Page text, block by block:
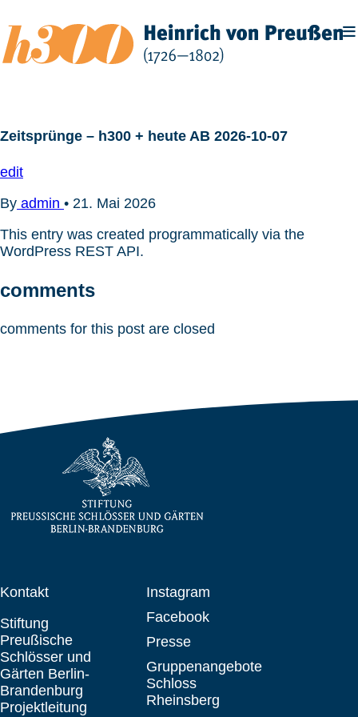
Inhalt
springen
Zeitsprünge – h300 + heute AB 2026-10-07
edit
By admin • 21. Mai 2026
This entry was created programmatically via the
WordPress REST API.
comments
comments for this post are closed
Kontakt
Stiftung
Preußische
Schlösser und
Gärten Berlin-
Brandenburg
Projektleitung
Instagram
Facebook
Presse
Gruppenangebote
Schloss
Rheinsberg